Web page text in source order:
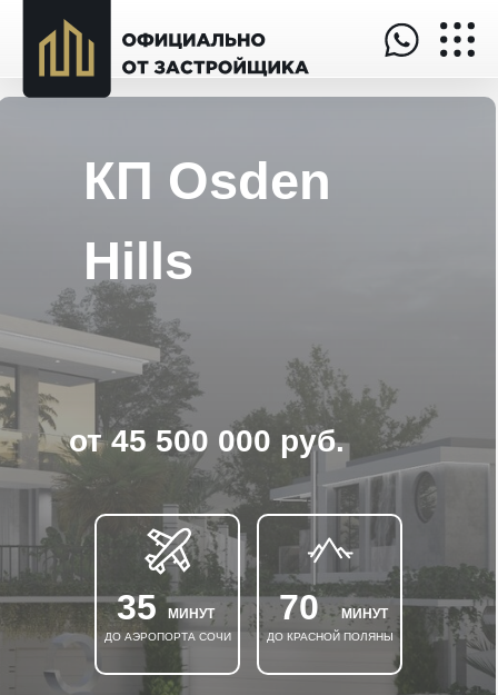
35 МИНУТ
ДО АЭРОПОРТА СОЧИ
70 МИНУТ
ДО КРАСНОЙ ПОЛЯНЫ
от 45 500 000 руб.
КП Osden
Hills